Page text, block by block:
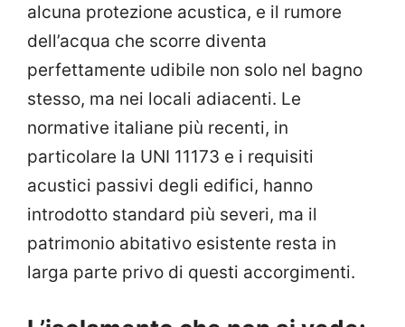
alcuna protezione acustica, e il rumore
dell’acqua che scorre diventa
perfettamente udibile non solo nel bagno
stesso, ma nei locali adiacenti. Le
normative italiane più recenti, in
particolare la UNI 11173 e i requisiti
acustici passivi degli edifici, hanno
introdotto standard più severi, ma il
patrimonio abitativo esistente resta in
larga parte privo di questi accorgimenti.